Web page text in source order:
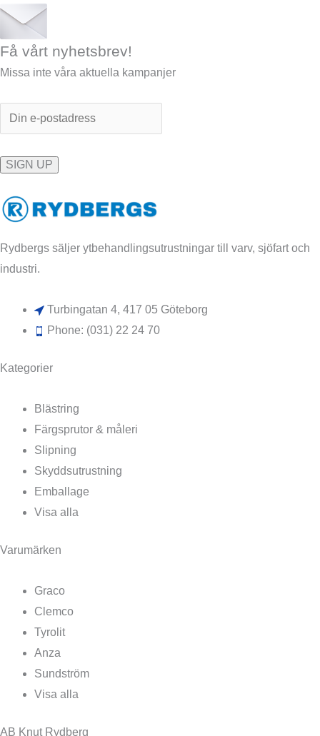
Få vårt nyhetsbrev!
Missa inte våra aktuella kampanjer
Rydbergs säljer ytbehandlingsutrustningar till varv, sjöfart och
industri.
Turbingatan 4, 417 05 Göteborg
Phone: (031) 22 24 70
Kategorier
Blästring
Färgsprutor & måleri
Slipning
Skyddsutrustning
Emballage
Visa alla
Varumärken
Graco
Clemco
Tyrolit
Anza
Sundström
Visa alla
AB Knut Rydberg